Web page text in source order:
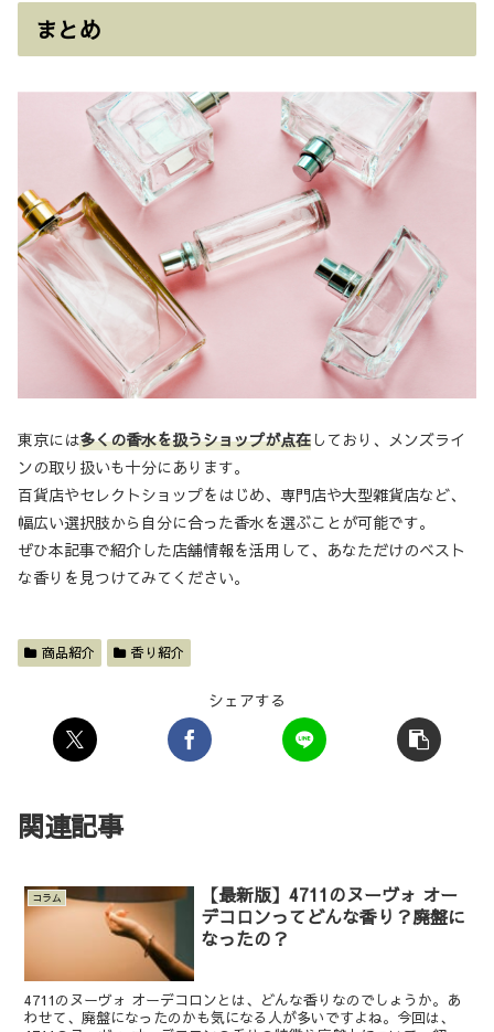
まとめ
東京には多くの香水を扱うショップが点在 しており、メンズライ
ンの取り扱いも十分にあります。
百貨店やセレクトショップをはじめ、専門店や大型雑貨店など、
幅広い選択肢から自分に合った香水を選ぶことが可能です。
ぜひ本記事で紹介した店舗情報を活用して、あなただけのベスト
な香りを見つけてみてください。
商品紹介 香り紹介
シェアする
関連記事
コラム
【最新版】4711のヌーヴォ オー
デコロンってどんな香り？廃盤に
なったの？
4711のヌーヴォ オーデコロンとは、どんな香りなのでしょうか。あ
わせて、廃盤になったのかも気になる人が多いですよね。今回は、